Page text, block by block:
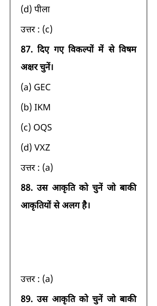
(d) पीला
उत्तर : (c)
87. दिए गए विकल्पों में से विषम
अक्षर चुनें।
(a) GEC
(b) IKM
(c) OQS
(d) VXZ
उत्तर : (a)
88. उस आकृति को चुनें जो बाकी
आकृतियों से अलग है।
उत्तर : (a)
89. उस आकृति को चुनें जो बाकी